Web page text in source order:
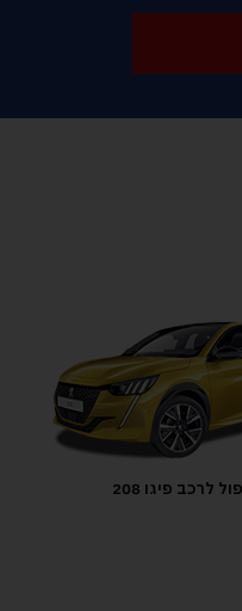
טיפול לרכב פיגו 3008 PHEV